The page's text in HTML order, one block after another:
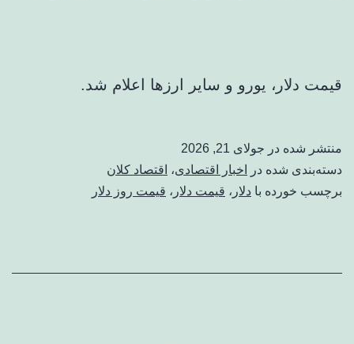
قیمت دلار، یورو و سایر ارزها اعلام شد.
منتشر شده در جولای 21, 2026
دسته‌بندی شده در
اخبار اقتصادی، اقتصاد کلان
برچسب خورده با دلار ، قیمت دلار ، قیمت روز دلار